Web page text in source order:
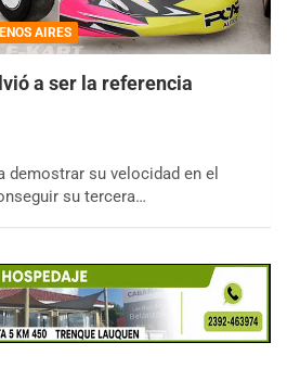
AIRES
a ser la referencia
demostrar su velocidad en el
su tercera…